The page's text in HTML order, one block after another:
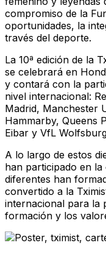
compromiso de la
oportunidades, la
través del deporte.
La 10ª edición de la
se celebrará en
y contará con la
nivel internacional:
Madrid, Manchester
Hammarby, Queens
Eibar y VfL
A lo largo de estos
han participado en
diferentes han
convertido a la
internacional para la
formación y los